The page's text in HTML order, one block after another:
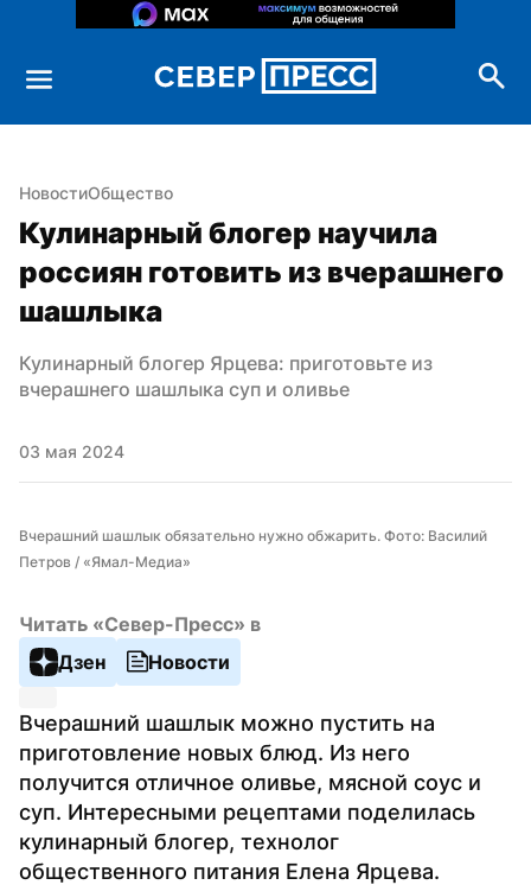
НовостиОбщество
Кулинарный блогер научила
россиян готовить из вчерашнего
шашлыка
Кулинарный блогер Ярцева: приготовьте из
вчерашнего шашлыка суп и оливье
03 мая 2024
Вчерашний шашлык обязательно нужно обжарить. Фото: Василий
Петров / «Ямал-Медиа»
Читать «Север-Пресс» в
Дзен
Новости
Вчерашний шашлык можно пустить на
приготовление новых блюд. Из него
получится отличное оливье, мясной соус и
суп. Интересными рецептами поделилась
кулинарный блогер, технолог
общественного питания Елена Ярцева.